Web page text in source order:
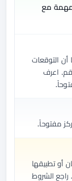
مهمة مع
أن التوقعات
اعرف
مفتوحاً.
أو تطبيقها
الشروط